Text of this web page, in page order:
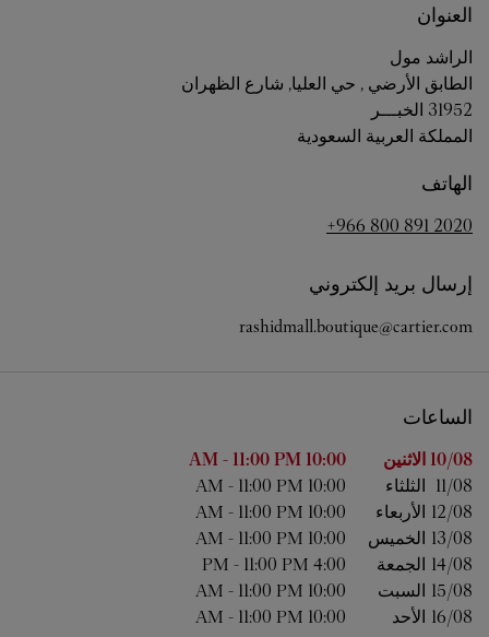
العنوان
الراشد مول
الطابق الأرضي , حي العليا, شارع الظهران
31952 الخبـــر
المملكة العربية السعودية
الهاتف
+966 800 891 2020
إرسال بريد إلكتروني
rashidmall.boutique@cartier.com
الساعات
اليوم من الأسبوع الساعات 10/08 الاثنين 10:00 AM
- 11:00 PM
11/08 الثلثاء 10:00 AM
- 11:00 PM
12/08 الأربعاء 10:00 AM
- 11:00 PM
13/08 الخميس 10:00 AM
- 11:00 PM
14/08 الجمعة 4:00 PM
- 11:00 PM
15/08 السبت 10:00 AM
- 11:00 PM
16/08 الأحد 10:00 AM
- 11:00 PM